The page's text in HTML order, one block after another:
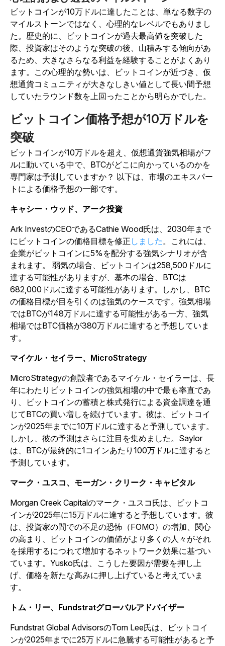
ビットコインが10万ドルに達したことは、単なる数字の
マイルストーンではなく、心理的なレベルでもありまし
た。歴史的に、ビットコインが過去最高値を突破した
際、投資家はそのような突破の後、山積みする傾向があ
るため、大きなさらなる利益を経験することがよくあり
ます。この心理的な勢いは、ビットコインが近づき、仮
想通貨コミュニティが大きなしきい値として長い間予想
していたラウンド数を上回ったことから明らかでした。
ビットコイン価格予想が10万ドルを
突破
ビットコインが10万ドルを超え、仮想通貨強気相場がフ
ルに動いている中で、BTCがどこに向かっているのかを
専門家は予測していますか？ 以下は、市場のエキスパー
トによる価格予想の一部です。
キャシー・ウッド、アーク投資
Ark InvestのCEOであるCathie Wood氏は、2030年まで
にビットコインの価格目標を修正 しました。これには、
企業がビットコインに5%を配分する強気シナリオが含
まれます。
弱気の場合、ビットコインは258,500ドルに
達する可能性がありますが、基本の場合、BTCは
682,000ドルに達する可能性があります。しかし、BTC
の価格目標が目を引くのは強気のケースです。強気相場
ではBTCが148万ドルに達する可能性がある一方、強気
相場ではBTC価格が380万ドルに達すると予想していま
す。
マイケル・セイラー、MicroStrategy
MicroStrategyの創設者であるマイケル・セイラーは、長
年にわたりビットコインの強気相場の中で最も率直であ
り、ビットコインの蓄積と株式発行による資金調達を通
じてBTCの買い増しを続けています。彼は、ビットコイ
ンが2025年までに10万ドルに達すると予測しています。
しかし、彼の予測はさらに注目を集めました。Saylor
は、BTCが最終的に1コインあたり100万ドルに達すると
予測しています。
マーク・ユスコ、モーガン・クリーク・キャピタル
Morgan Creek Capitalのマーク・ユスコ氏は、ビットコ
インが2025年に15万ドルに達すると予想しています。彼
は、投資家の間での不足の恐怖（FOMO）の増加、関心
の高まり、ビットコインの価値がより多くの人々がそれ
を採用するにつれて増加するネットワーク効果に基づい
ています。Yusko氏は、こうした要因が需要を押し上
げ、価格を新たな高みに押し上げていると考えていま
す。
トム・リー、Fundstratグローバルアドバイザー
Fundstrat Global AdvisorsのTom Lee氏は、ビットコイ
ンが2025年までに25万ドルに急騰する可能性があると予